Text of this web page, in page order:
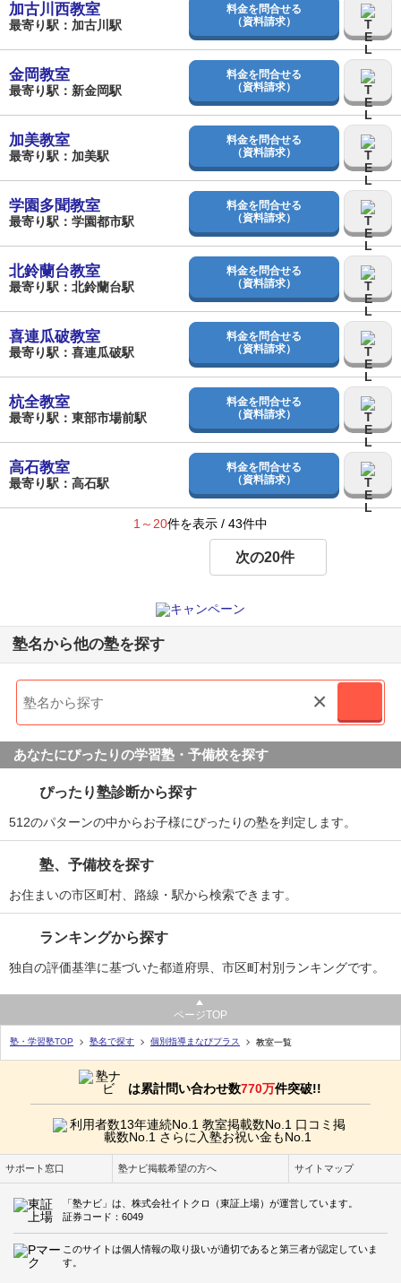
加古川西教室
最寄り駅：加古川駅
料金を問合せる
（資料請求）
金岡教室
最寄り駅：新金岡駅
料金を問合せる
（資料請求）
加美教室
最寄り駅：加美駅
料金を問合せる
（資料請求）
学園多聞教室
最寄り駅：学園都市駅
料金を問合せる
（資料請求）
北鈴蘭台教室
最寄り駅：北鈴蘭台駅
料金を問合せる
（資料請求）
喜連瓜破教室
最寄り駅：喜連瓜破駅
料金を問合せる
（資料請求）
杭全教室
最寄り駅：東部市場前駅
料金を問合せる
（資料請求）
高石教室
最寄り駅：高石駅
料金を問合せる
（資料請求）
1～20件を表示 / 43件中
次の20件
塾名から他の塾を探す
×
あなたにぴったりの学習塾・予備校を探す
ぴったり塾診断から探す
512のパターンの中からお子様にぴったりの塾を判定します。
塾、予備校を探す
お住まいの市区町村、路線・駅から検索できます。
ランキングから探す
独自の評価基準に基づいた都道府県、市区町村別ランキングです。
ページTOP
塾・学習塾TOP 塾名で探す 個別指導まなびプラス 教室一覧
は累計問い合わせ数770万件突破!!
サポート窓口 塾ナビ掲載希望の方へ サイトマップ
「塾ナビ」は、株式会社イトクロ（東証上場）が運営しています。
証券コード：6049
このサイトは個人情報の取り扱いが適切であると第三者が認定していま
す。